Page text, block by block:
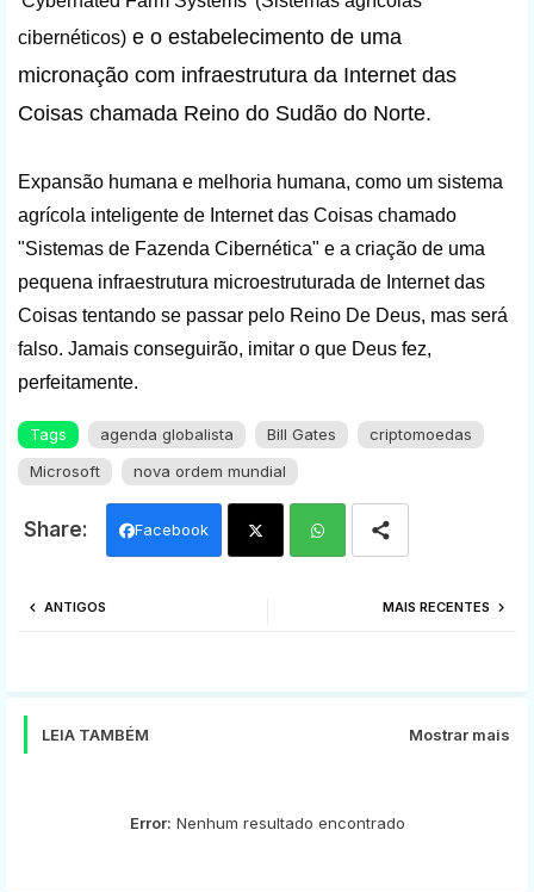
cibernéticos) e o estabelecimento de uma
micronação com infraestrutura da Internet das
Coisas chamada Reino do Sudão do Norte.
Expansão humana e melhoria humana, como um sistema
agrícola inteligente de Internet das Coisas chamado
"Sistemas de Fazenda Cibernética" e a criação de uma
pequena infraestrutura microestruturada de Internet das
Coisas tentando se passar pelo Reino De Deus, mas será
falso. Jamais conseguirão, imitar o que Deus fez,
perfeitamente.
Tags agenda globalista Bill Gates
criptomoedas
Microsoft
nova ordem mundial
Facebook
MAIS RECENTES
ANTIGOS
LEIA TAMBÉM Mostrar mais
Error: Nenhum resultado encontrado